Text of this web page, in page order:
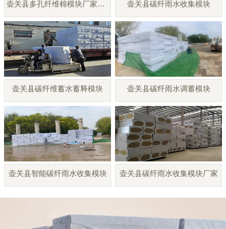
壶关县多孔纤维棉模块厂家直销 壶关县碳纤雨水收集模块
壶关县碳纤维蓄水蓄释模块 壶关县碳纤雨水调蓄模块
壶关县智能碳纤雨水收集模块 壶关县碳纤雨水收集模块厂家